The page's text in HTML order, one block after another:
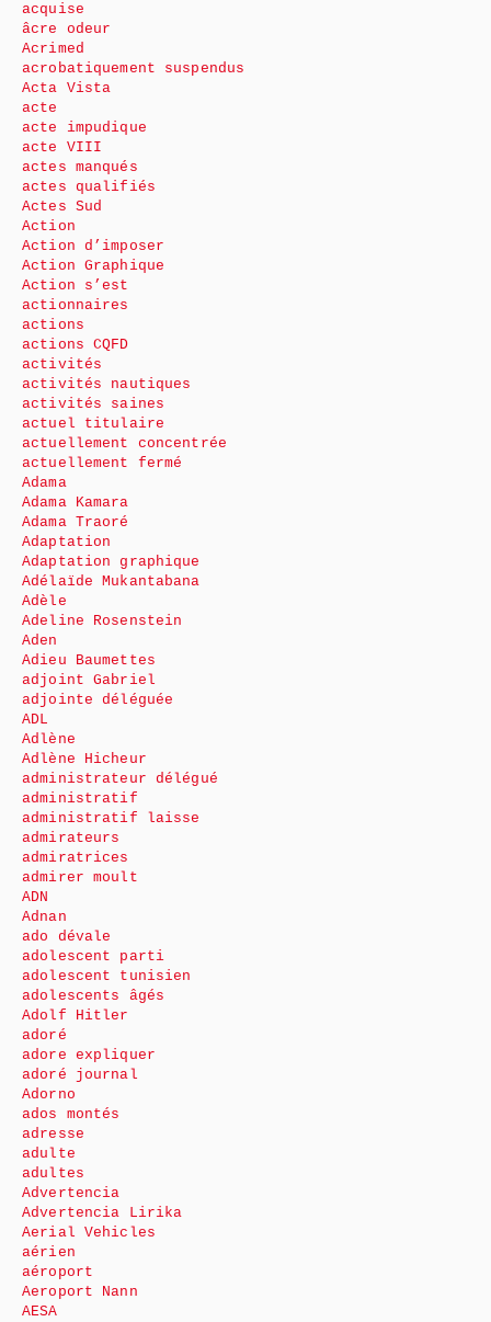
acquise
âcre odeur
Acrimed
acrobatiquement suspendus
Acta Vista
acte
acte impudique
acte VIII
actes manqués
actes qualifiés
Actes Sud
Action
Action d’imposer
Action Graphique
Action s’est
actionnaires
actions
actions CQFD
activités
activités nautiques
activités saines
actuel titulaire
actuellement concentrée
actuellement fermé
Adama
Adama Kamara
Adama Traoré
Adaptation
Adaptation graphique
Adélaïde Mukantabana
Adèle
Adeline Rosenstein
Aden
Adieu Baumettes
adjoint Gabriel
adjointe déléguée
ADL
Adlène
Adlène Hicheur
administrateur délégué
administratif
administratif laisse
admirateurs
admiratrices
admirer moult
ADN
Adnan
ado dévale
adolescent parti
adolescent tunisien
adolescents âgés
Adolf Hitler
adoré
adore expliquer
adoré journal
Adorno
ados montés
adresse
adulte
adultes
Advertencia
Advertencia Lirika
Aerial Vehicles
aérien
aéroport
Aeroport Nann
AESA